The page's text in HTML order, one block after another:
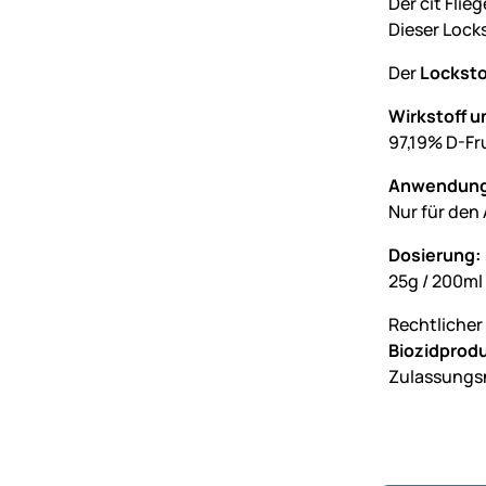
Dieser
Der
Wirkstoff
97,19% D-
Nur für den
Dosierung:
25g / 200ml
Rechtlicher